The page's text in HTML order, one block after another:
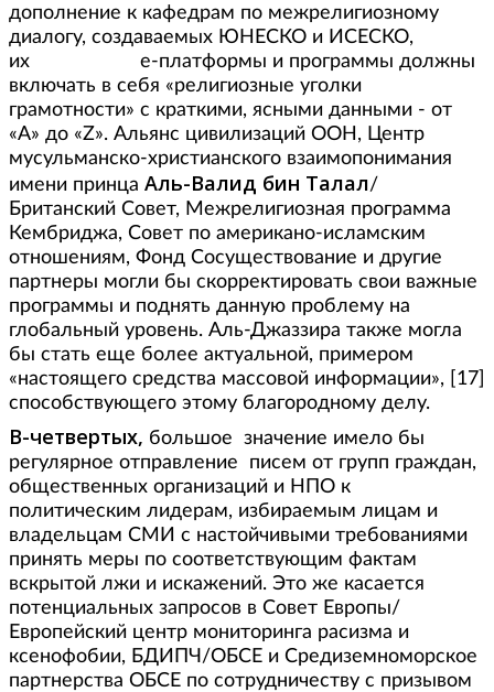
дополнение к кафедрам по межрелигиозному
диалогу, создаваемых ЮНЕСКО и ИСЕСКО,
их е-платформы и программы должны
включать в себя «религиозные уголки
грамотности» с краткими, ясными данными - от
«А» до «Z». Альянс цивилизаций ООН, Центр
мусульманско-христианского взаимопонимания
имени принца Аль-Валид бин Талал/
Британский Совет, Межрелигиозная программа
Кембриджа, Совет по американо-исламским
отношениям, Фонд Сосуществование и другие
партнеры могли бы скорректировать свои важные
программы и поднять данную проблему на
глобальный уровень. Аль-Джаззира также могла
бы стать еще более актуальной, примером
«настоящего средства массовой информации», [17]
способствующего этому благородному делу.
В-четвертых, большое значение имело бы
регулярное отправление писем от групп граждан,
общественных организаций и НПО к
политическим лидерам, избираемым лицам и
владельцам СМИ с настойчивыми требованиями
принять меры по соответствующим фактам
вскрытой лжи и искажений. Это же касается
потенциальных запросов в Совет Европы/
Европейский центр мониторинга расизма и
ксенофобии, БДИПЧ/ОБСЕ и Средиземноморское
партнерства ОБСЕ по сотрудничеству с призывом